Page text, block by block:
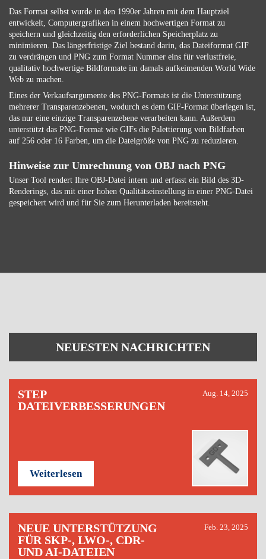
Das Format selbst wurde in den 1990er Jahren mit dem Hauptziel
entwickelt, Computergrafiken in einem hochwertigen Format zu
speichern und gleichzeitig den erforderlichen Speicherplatz zu
minimieren. Das längerfristige Ziel bestand darin, das Dateiformat GIF
zu verdrängen und PNG zum Format Nummer eins für verlustfreie,
qualitativ hochwertige Bildformate im damals aufkeimenden World Wide
Web zu machen.
Eines der Verkaufsargumente des PNG-Formats ist die Unterstützung
mehrerer Transparenzebenen, wodurch es dem GIF-Format überlegen ist,
das nur eine einzige Transparenzebene verarbeiten kann. Außerdem
unterstützt das PNG-Format wie GIFs die Palettierung von Bildfarben
auf 256 oder 16 Farben, um die Dateigröße von PNG zu reduzieren.
Hinweise zur Umrechnung von OBJ nach PNG
Unser Tool rendert Ihre OBJ-Datei intern und erfasst ein Bild des 3D-
Renderings, das mit einer hohen Qualitätseinstellung in einer PNG-Datei
gespeichert wird und für Sie zum Herunterladen bereitsteht.
NEUESTEN NACHRICHTEN
STEP
DATEIVERBESSERUNGEN
Aug. 14, 2025
Weiterlesen
NEUE UNTERSTÜTZUNG
FÜR SKP-, LWO-, CDR-
UND AI-DATEIEN
Feb. 23, 2025